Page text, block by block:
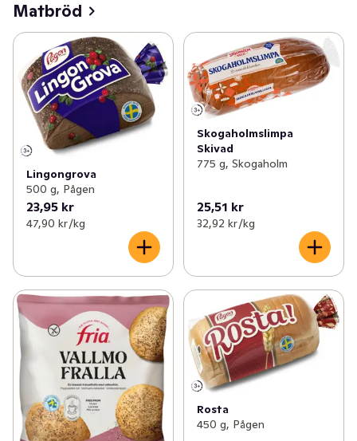
✓ Matbröd (153)
Knäckebröd & skorpor (104)
✓ Kex & kakor (148)
Kaffebröd & tårtor (114)
✓ Korv- & hamburgerbröd
✓ Tilltugg (48)
✓ Deg & bak
Matbröd
Lingongrova
500 g, Pågen
23,95 kr
47,90 kr /kg
Skogaholmslimpa
Skivad
775 g, Skogaholm
25,51 kr
32,92 kr /kg
Rosta
450 g, Pågen